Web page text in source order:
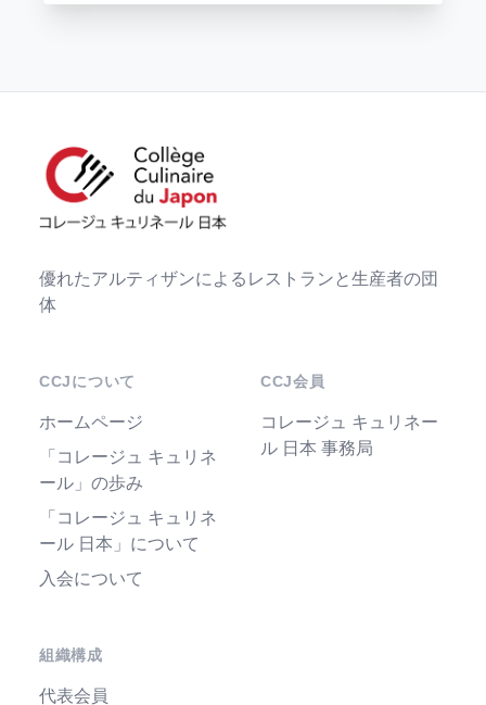
優れたアルティザンによるレストランと生産者の団
体
CCJについて
ホームページ
「コレージュ キュリネ
ール」の歩み
「コレージュ キュリネ
ール 日本」について
入会について
組織構成
代表会員
CCJ会員
コレージュ キュリネー
ル 日本 事務局